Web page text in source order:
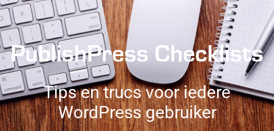
PublishPress Checklists
Tips en trucs voor iedere
WordPress gebruiker